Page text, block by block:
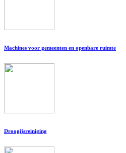
Machines voor gemeenten en openbare ruimte
Droogijsreiniging